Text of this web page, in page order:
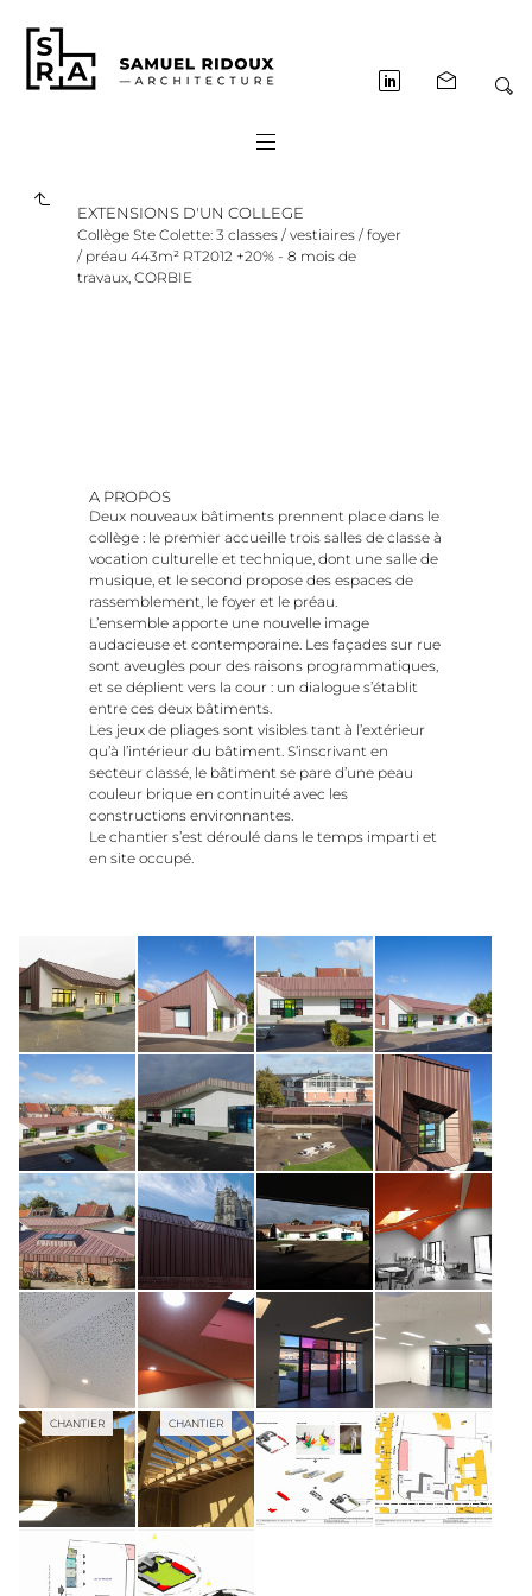
EXTENSIONS D'UN COLLEGE
Collège Ste Colette: 3 classes / vestiaires / foyer
/ préau 443m² RT2012 +20% - 8 mois de
travaux, CORBIE
A PROPOS
Deux nouveaux bâtiments prennent place dans le
collège : le premier accueille trois salles de classe à
vocation culturelle et technique, dont une salle de
musique, et le second propose des espaces de
rassemblement, le foyer et le préau.
L’ensemble apporte une nouvelle image
audacieuse et contemporaine. Les façades sur rue
sont aveugles pour des raisons programmatiques,
et se déplient vers la cour : un dialogue s’établit
entre ces deux bâtiments.
Les jeux de pliages sont visibles tant à l’extérieur
qu’à l’intérieur du bâtiment. S’inscrivant en
secteur classé, le bâtiment se pare d’une peau
couleur brique en continuité avec les
constructions environnantes.
Le chantier s’est déroulé dans le temps imparti et
en site occupé.
CHANTIER CHANTIER